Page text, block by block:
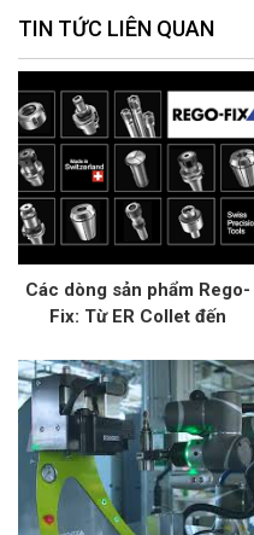
TIN TỨC LIÊN QUAN
Các dòng sản phẩm Rego-
Fix: Từ ER Collet đến